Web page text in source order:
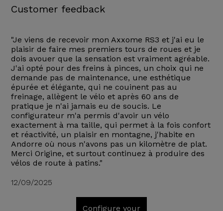
Customer feedback
"Je viens de recevoir mon Axxome RS3 et j'ai eu le
plaisir de faire mes premiers tours de roues et je
dois avouer que la sensation est vraiment agréable.
J'ai opté pour des freins à pinces, un choix qui ne
demande pas de maintenance, une esthétique
épurée et élégante, qui ne couinent pas au
freinage, allègent le vélo et après 60 ans de
pratique je n'ai jamais eu de soucis. Le
configurateur m'a permis d'avoir un vélo
exactement à ma taille, qui permet à la fois confort
et réactivité, un plaisir en montagne, j'habite en
Andorre où nous n'avons pas un kilomètre de plat.
Merci Origine, et surtout continuez à produire des
vélos de route à patins."
12/09/2025
Configure your